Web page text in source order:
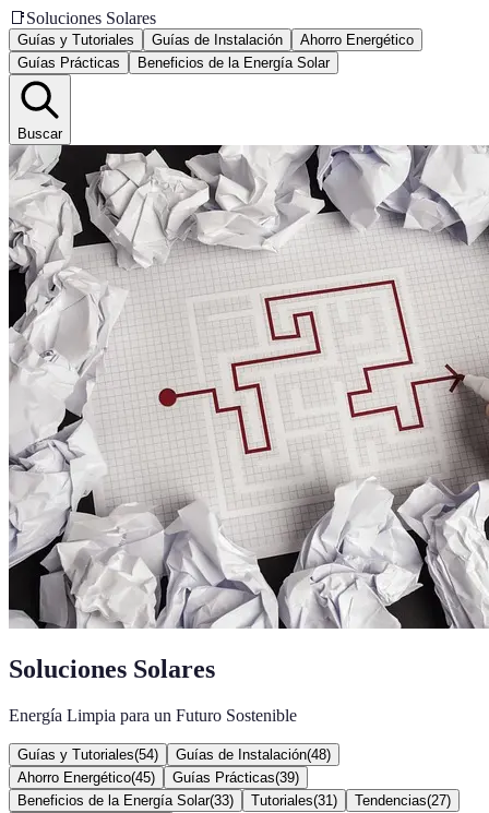
📑Soluciones Solares
Guías y Tutoriales Guías de Instalación
Ahorro Energético
Guías Prácticas
Beneficios de la Energía Solar
Buscar
Soluciones Solares
Energía Limpia para un Futuro Sostenible
Guías y Tutoriales(54) Guías de Instalación(48)
Ahorro Energético(45) Guías Prácticas(39)
Beneficios de la Energía Solar(33) Tutoriales(31 ) Tendencias(27)